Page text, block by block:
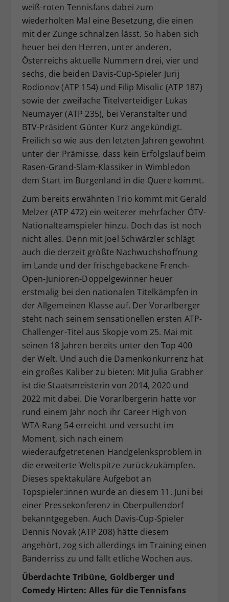
weiß-roten Tennisfans dabei zum
wiederholten Mal eine Besetzung, die einen
mit der Zunge schnalzen lässt. So haben sich
heuer bei den Herren, unter anderen,
Österreichs aktuelle Nummern drei, vier und
sechs, die beiden Davis-Cup-Spieler Jurij
Rodionov (ATP 154) und Filip Misolic (ATP 187)
sowie der zweifache Titelverteidiger Lukas
Neumayer (ATP 235), bei Veranstalter und
BTV-Präsident Günter Kurz angekündigt.
Freilich so wie aus den letzten Jahren gewohnt
unter der Prämisse, dass kein Erfolgslauf beim
Rasen-Grand-Slam-Klassiker in Wimbledon
dem Start im Burgenland in die Quere kommt.
Zum bereits erwähnten Trio kommt mit Gerald
Melzer (ATP 472) ein weiterer mehrfacher ÖTV-
Nationalteamspieler hinzu. Doch das ist noch
nicht alles. Denn mit Joel Schwärzler schlägt
auch die derzeit größte Nachwuchshoffnung
im Lande und der frischgebackene French-
Open-Junioren-Doppelgewinner heuer
erstmalig bei den nationalen Titelkämpfen in
der Allgemeinen Klasse auf. Der Vorarlberger
steht nach seinem sensationellen ersten ATP-
Challenger-Titel aus Skopje vom 25. Mai mit
seinen 18 Jahren bereits unter den Top 400
der Welt. Und auch die Damenkonkurrenz hat
ein großes Kaliber zu bieten: Mit Julia Grabher
ist die Staatsmeisterin von 2014, 2020 und
2022 mit dabei. Die Vorarlbergerin hatte vor
rund einem Jahr noch ihr Career High von
WTA-Rang 54 erreicht und versucht im
Moment, sich nach einem
wiederaufgetretenen Handgelenksproblem in
die erweiterte Weltspitze zurückzukämpfen.
Dieses spektakuläre Aufgebot an
Topspieler:innen wurde an diesem 11. Juni bei
einer Pressekonferenz in Oberpullendorf
bekanntgegeben. Auch Davis-Cup-Spieler
Dennis Novak (ATP 208) hätte diesem
angehört, zog sich allerdings im Training einen
Bänderriss zu und fällt etliche Wochen aus.
Überdachte Tribüne, Goldberger und
Comedy Hirten: Alles für die Tennisfans